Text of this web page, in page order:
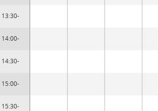
13:30-
14:00-
14:30-
15:00-
15:30-